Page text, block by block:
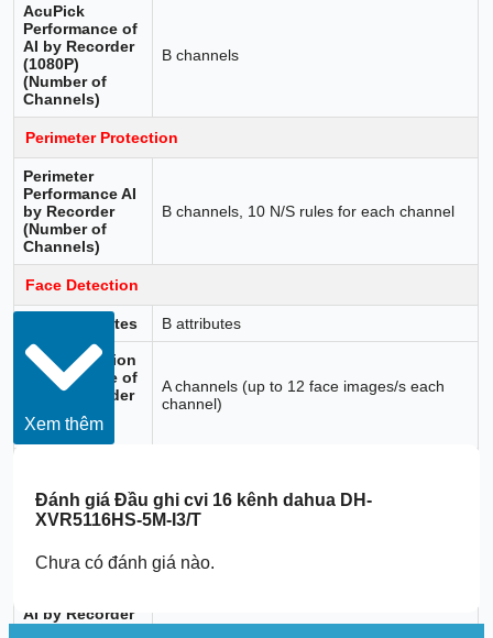
AcuPick
Performance of
AI by Recorder
(1080P)
(Number of
Channels)
B channels
Perimeter Protection
Perimeter
Performance AI
by Recorder
(Number of
Channels)
B channels, 10 N/S rules for each channel
Face Detection
Face Attributes B attributes
Face Detection
Performance of
AI by Recorder
(Number of
Channels)
A channels (up to 12 face images/s each
channel)
Face Database
Capacity
Up to 10 face databases with 10,000
images
Face
AI by Recorder
Xem thêm
Đánh giáĐầu ghi cvi 16 kênh dahua DH-
XVR5116HS-5M-I3/T
Chưa có đánh giá nào.